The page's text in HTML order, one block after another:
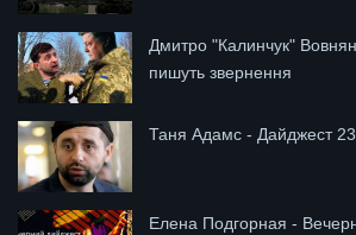
Дмитро "Калинчук"
пишуть звернення
Таня Адамс - Дайджест
Елена Подгорная -